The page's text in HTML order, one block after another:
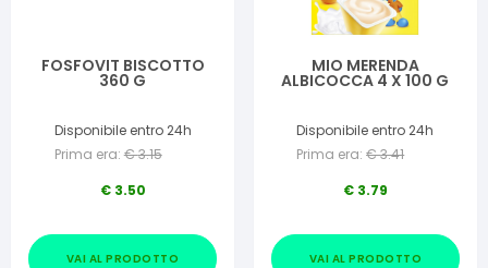
FOSFOVIT BISCOTTO
360 G
Disponibile entro 24h
Prima era: €3.15
€ 3.50
VAI AL PRODOTTO
MIO MERENDA
ALBICOCCA 4 X 100 G
Disponibile entro 24h
Prima era: €3.41
€ 3.79
VAI AL PRODOTTO